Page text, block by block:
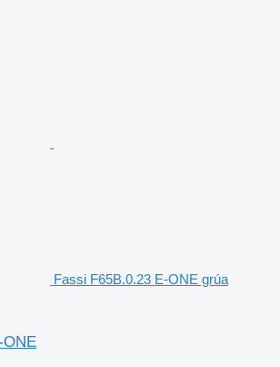
Fassi F65B.0.23 E-ONE grúa
ONE